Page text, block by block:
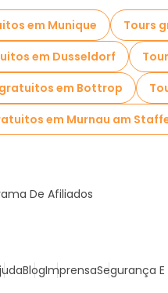
em Munique Tours
em Dusseldorf
em Bottrop
em Murnau am
De Afiliados
BlogImprensaSegurança